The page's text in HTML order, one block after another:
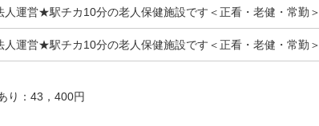
人運営★駅チカ10分の老人保健施設です＜正看・老健・常勤＞
人運営★駅チカ10分の老人保健施設です＜正看・老健・常勤＞
り：43，400円